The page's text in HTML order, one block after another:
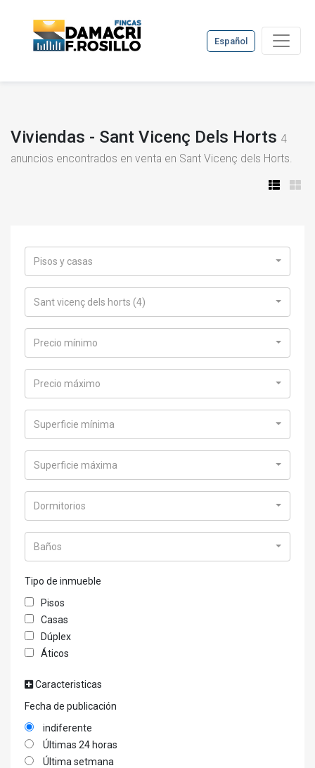
Español
Viviendas - Sant Vicenç Dels Horts 4
anuncios encontrados en venta en Sant Vicenç dels Horts.
Pisos y casas
Sant vicenç dels horts (4)
Precio mínimo
Precio máximo
Superficie mínima
Superficie máxima
Dormitorios
Baños
Tipo de inmueble
Pisos
Casas
Dúplex
Áticos
Caracteristicas
Fecha de publicación
indiferente
Últimas 24 horas
Última setmana